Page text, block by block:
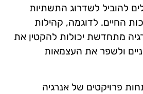
להוביל לשדרוג התשתיות
החיים. לדוגמה, קהילות
מתחדשת יכולות להקטין את
ולשפר את העצמאות
פרויקטים של אנרגיה